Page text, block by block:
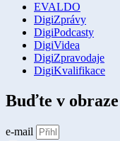
EVALDO
DigiZprávy
DigiPodcasty
DigiVidea
DigiZpravodaje
DigiKvalifikace
Buďte v obraze
e-mail